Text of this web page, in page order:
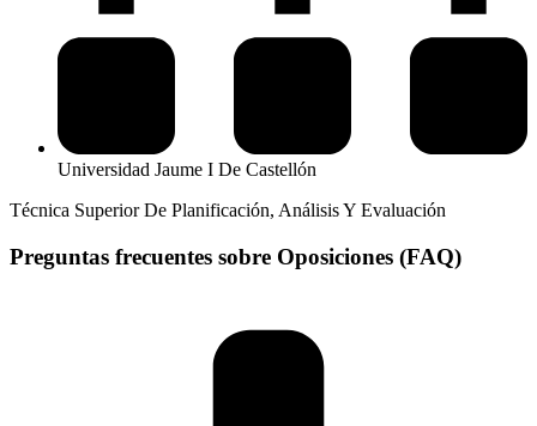
Universidad Jaume I De Castellón
Técnica Superior De Planificación, Análisis Y Evaluación
Preguntas frecuentes sobre Oposiciones (FAQ)